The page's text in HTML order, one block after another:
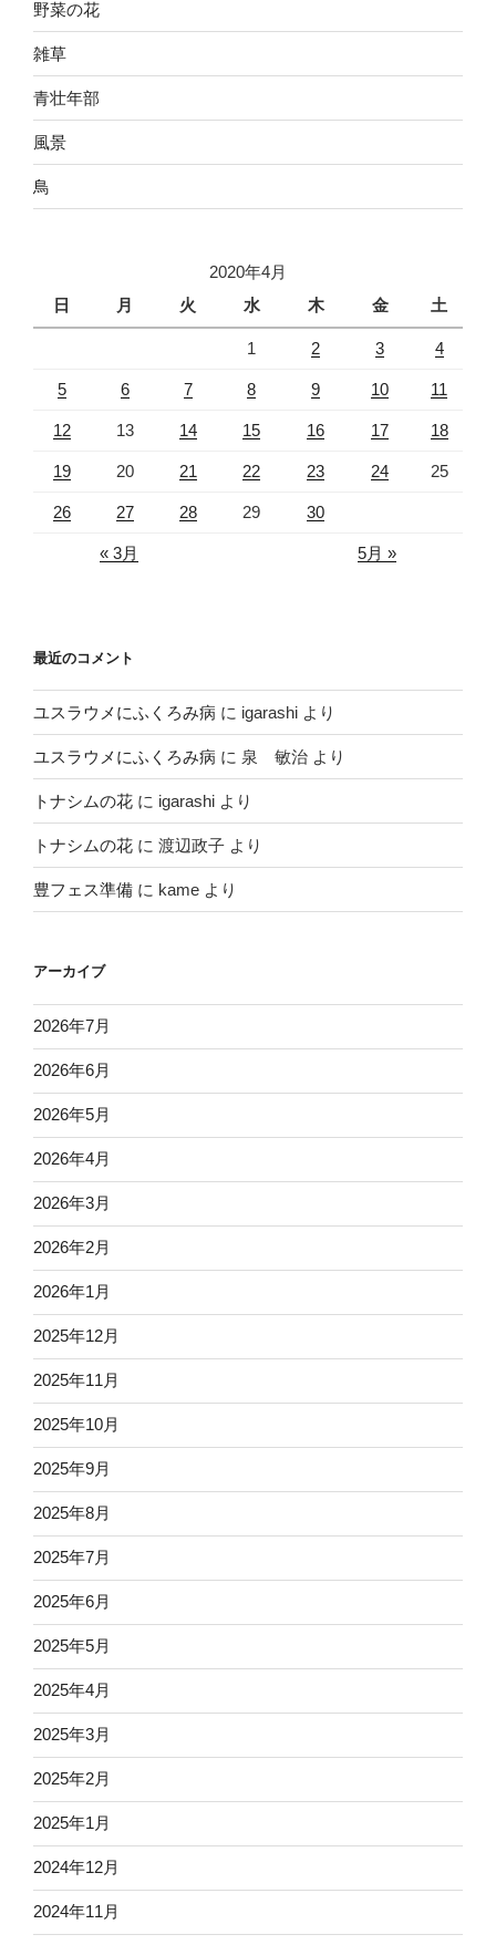
野菜の花
雑草
青壮年部
風景
鳥
2020年4月
日
月 火 水 木 金 土
1 2 3 4
5 6 7 8 9 10 11
12 13 14 15 16 17 18
19 20 21 22 23 24 25
26 27 28 29 30
« 3月 5月 »
最近のコメント
ユスラウメにふくろみ病 に igarashi より
ユスラウメにふくろみ病 に 泉 敏治 より
トナシムの花 に igarashi より
トナシムの花 に 渡辺政子 より
豊フェス準備 に kame より
アーカイブ
2026年7月
2026年6月
2026年5月
2026年4月
2026年3月
2026年2月
2026年1月
2025年12月
2025年11月
2025年10月
2025年9月
2025年8月
2025年7月
2025年6月
2025年5月
2025年4月
2025年3月
2025年2月
2025年1月
2024年12月
2024年11月